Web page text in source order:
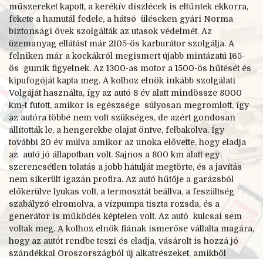
műszereket kapott, a kerékív díszlécek is eltűntek ekkorra,
fekete a hamutál fedele, a hátsó üléseken gyári Norma
biztonsági övek szolgálták az utasok védelmét. Az
üzemanyag ellátást már 2105-ös karburátor szolgálja. A
felniken már a kockákról megismert újabb mintázatú 165-
ös gumik figyelnek. Az 1300-as motor a 1500-ös hűtését és
kipufogóját kapta meg. A kolhoz elnök inkább szolgálati
Volgáját használta, így az autó 8 év alatt mindössze 8000
km-t futott, amikor is egészsége súlyosan megromlott, így
az autóra többé nem volt szükséges, de azért gondosan
állították le, a hengerekbe olajat öntve, felbakolva. Így
további 20 év múlva amikor az unoka elővette, hogy eladja
az autó jó állapotban volt. Sajnos a 800 km alatt egy
szerencsétlen tolatás a jobb hátulját megtörte, és a javítás
nem sikerült igazán profira. Az autó hűtője a garázsból
előkerülve lyukas volt, a termosztát beállva, a feszültség
szabályzó elromolva, a vízpumpa tiszta rozsda, és a
generátor is működés képtelen volt. Az autó kulcsai sem
voltak meg. A kolhoz elnök fiának ismerőse vállalta magára,
hogy az autót rendbe teszi és eladja, vásárolt is hozzá jó
szándékkal Oroszországból új alkatrészeket, amikből